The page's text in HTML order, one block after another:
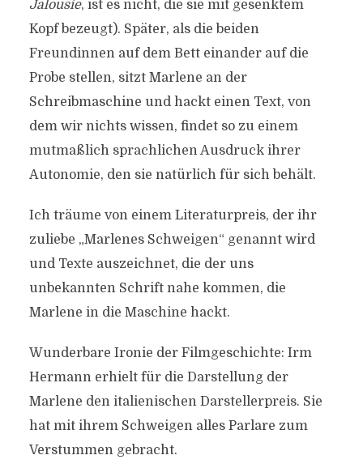
Jalousie, ist es nicht, die sie mit gesenktem
Kopf bezeugt). Später, als die beiden
Freundinnen auf dem Bett einander auf die
Probe stellen, sitzt Marlene an der
Schreibmaschine und hackt einen Text, von
dem wir nichts wissen, findet so zu einem
mutmaßlich sprachlichen Ausdruck ihrer
Autonomie, den sie natürlich für sich behält.
Ich träume von einem Literaturpreis, der ihr
zuliebe „Marlenes Schweigen“ genannt wird
und Texte auszeichnet, die der uns
unbekannten Schrift nahe kommen, die
Marlene in die Maschine hackt.
Wunderbare Ironie der Filmgeschichte: Irm
Hermann erhielt für die Darstellung der
Marlene den italienischen Darstellerpreis. Sie
hat mit ihrem Schweigen alles Parlare zum
Verstummen gebracht.